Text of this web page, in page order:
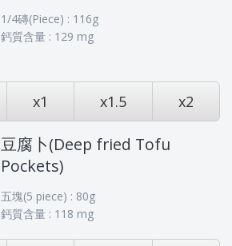
1/4磚(Piece) : 116g
鈣質含量 : 129 mg
x1 x1.5 x2
豆腐卜(Deep fried Tofu
Pockets)
五塊(5 piece) : 80g
鈣質含量 : 118 mg